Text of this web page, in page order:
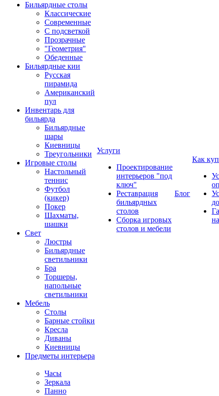
Бильярдные столы
Классические
Современные
С подсветкой
Прозрачные
"Геометрия"
Обеденные
Бильярдные кии
Русская
пирамида
Американский
пул
Инвентарь для
бильярда
Бильярдные
шары
Киевницы
Треугольники
Игровые столы
Настольный
теннис
Футбол
(кикер)
Покер
Шахматы,
шашки
Свет
Люстры
Бильярдные
светильники
Бра
Торшеры,
напольные
светильники
Мебель
Столы
Барные стойки
Кресла
Диваны
Киевницы
Предметы интерьера
Часы
Зеркала
Панно
Услуги
Проектирование
интерьеров "под
ключ"
Реставрация
бильярдных
столов
Сборка игровых
столов и мебели
Блог
Как